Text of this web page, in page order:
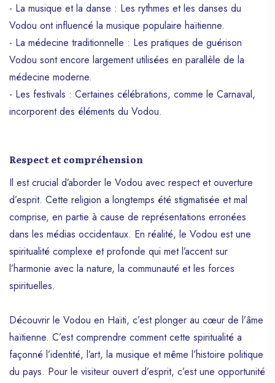
- La musique et la danse : Les rythmes et les danses du
Vodou ont influencé la musique populaire haïtienne.
- La médecine traditionnelle : Les pratiques de guérison
Vodou sont encore largement utilisées en parallèle de la
médecine moderne.
- Les festivals : Certaines célébrations, comme le Carnaval,
incorporent des éléments du Vodou.
Respect et compréhension
Il est crucial d’aborder le Vodou avec respect et ouverture
d’esprit. Cette religion a longtemps été stigmatisée et mal
comprise, en partie à cause de représentations erronées
dans les médias occidentaux. En réalité, le Vodou est une
spiritualité complexe et profonde qui met l’accent sur
l’harmonie avec la nature, la communauté et les forces
spirituelles.
Découvrir le Vodou en Haïti, c’est plonger au cœur de l’âme
haïtienne. C’est comprendre comment cette spiritualité a
façonné l’identité, l’art, la musique et même l’histoire politique
du pays. Pour le visiteur ouvert d’esprit, c’est une opportunité